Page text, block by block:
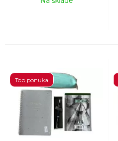
Top ponuka